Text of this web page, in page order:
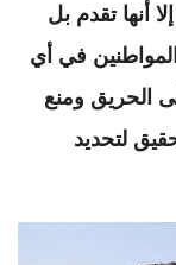
أنها تقدم بل
في أي
الحريق ومنع
لتحديد